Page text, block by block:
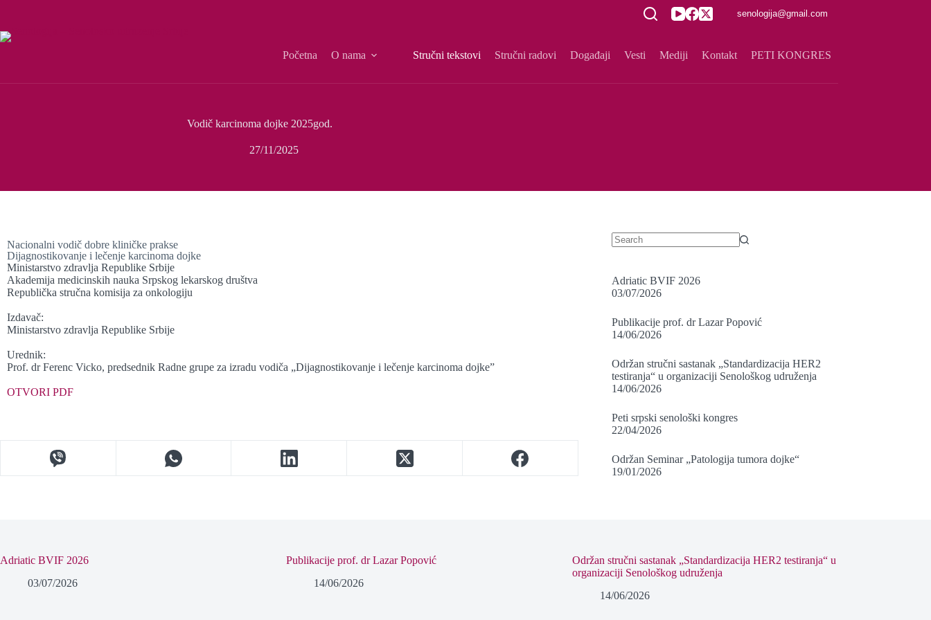
senologija@gmail.com
Početna O nama Stručni tekstovi Stručni radovi Događaji Vesti Mediji Kontakt PETI KONGRES
Vodič karcinoma dojke 2025god.
27/11/2025
Nacionalni vodič dobre kliničke prakse
Dijagnostikovanje i lečenje karcinoma dojke
Ministarstvo zdravlja Republike Srbije
Akademija medicinskih nauka Srpskog lekarskog društva
Republička stručna komisija za onkologiju
Izdavač:
Ministarstvo zdravlja Republike Srbije
Urednik:
Prof. dr Ferenc Vicko, predsednik Radne grupe za izradu vodiča „Dijagnostikovanje i lečenje karcinoma dojke”
OTVORI PDF
Adriatic BVIF 2026
03/07/2026
Publikacije prof. dr Lazar Popović
14/06/2026
Održan stručni sastanak „Standardizacija HER2
testiranja“ u organizaciji Senološkog udruženja
14/06/2026
Peti srpski senološki kongres
22/04/2026
Održan Seminar „Patologija tumora dojke“
19/01/2026
Adriatic BVIF 2026
03/07/2026
Publikacije prof. dr Lazar Popović
14/06/2026
Održan stručni sastanak „Standardizacija HER2 testiranja“ u
organizaciji Senološkog udruženja
14/06/2026